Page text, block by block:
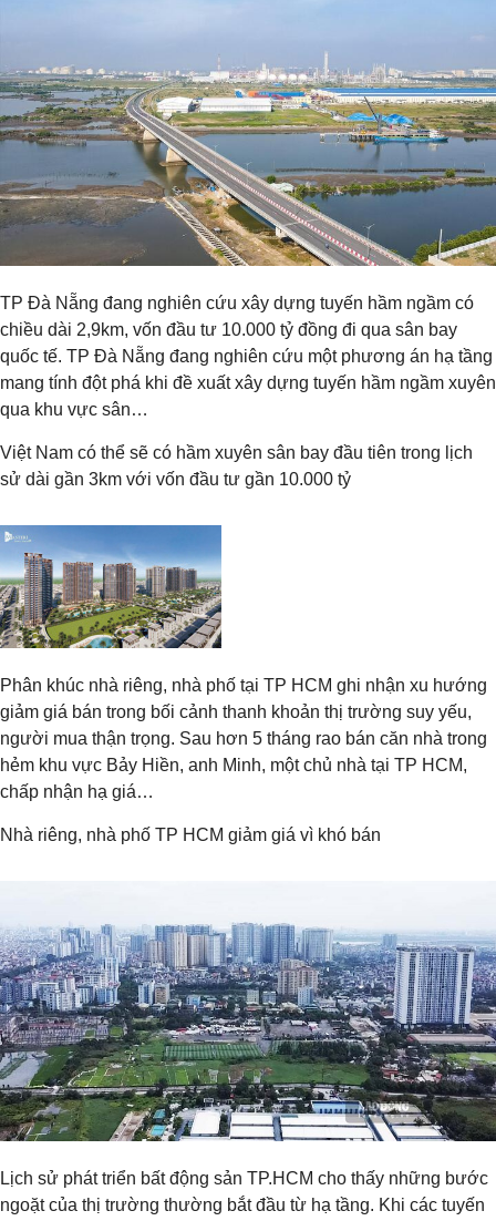
TP Đà Nẵng đang nghiên cứu xây dựng tuyến hầm ngầm có
chiều dài 2,9km, vốn đầu tư 10.000 tỷ đồng đi qua sân bay
quốc tế. TP Đà Nẵng đang nghiên cứu một phương án hạ tầng
mang tính đột phá khi đề xuất xây dựng tuyến hầm ngầm xuyên
qua khu vực sân…
Việt Nam có thể sẽ có hầm xuyên sân bay đầu tiên trong lịch
sử dài gần 3km với vốn đầu tư gần 10.000 tỷ
Phân khúc nhà riêng, nhà phố tại TP HCM ghi nhận xu hướng
giảm giá bán trong bối cảnh thanh khoản thị trường suy yếu,
người mua thận trọng. Sau hơn 5 tháng rao bán căn nhà trong
hẻm khu vực Bảy Hiền, anh Minh, một chủ nhà tại TP HCM,
chấp nhận hạ giá…
Nhà riêng, nhà phố TP HCM giảm giá vì khó bán
Lịch sử phát triển bất động sản TP.HCM cho thấy những bước
ngoặt của thị trường thường bắt đầu từ hạ tầng. Khi các tuyến